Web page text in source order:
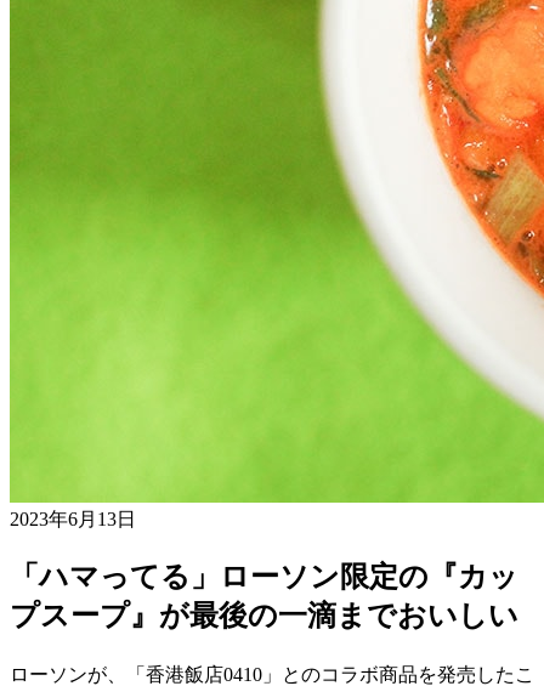
2023年6月13日
「ハマってる」ローソン限定の『カッ
プスープ』が最後の一滴までおいしい
ローソンが、「香港飯店0410」とのコラボ商品を発売したこ